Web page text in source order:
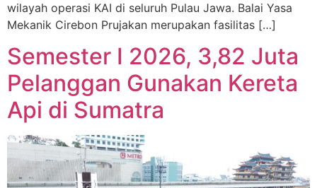
wilayah operasi KAI di seluruh Pulau Jawa. Balai Yasa
Mekanik Cirebon Prujakan merupakan fasilitas […]
Semester I 2026, 3,82 Juta
Pelanggan Gunakan Kereta
Api di Sumatra